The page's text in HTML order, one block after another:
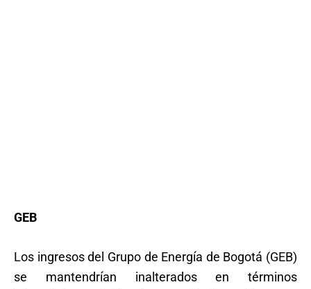
GEB
Los ingresos del Grupo de Energía de Bogotá (GEB)
se mantendrían inalterados en términos